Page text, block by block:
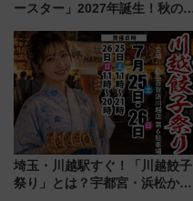
ースター」2027年誕生！秋の
ろも一挙紹介
埼玉・川越駅すぐ！「川越餃子
祭り」とは？宇都宮・浜松から